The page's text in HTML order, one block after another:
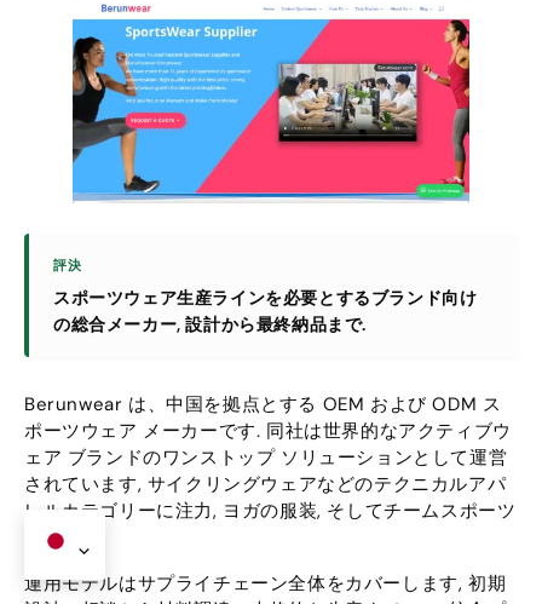
評決
スポーツウェア生産ラインを必要とするブランド向け
の総合メーカー, 設計から最終納品まで.
Berunwear は、中国を拠点とする OEM および ODM ス
ポーツウェア メーカーです. 同社は世界的なアクティブウ
ェア ブランドのワンストップ ソリューションとして運営
されています, サイクリングウェアなどのテクニカルアパ
レルカテゴリーに注力, ヨガの服装, そしてチームスポーツ
ウェア.
運用モデルはサプライチェーン全体をカバーします, 初期